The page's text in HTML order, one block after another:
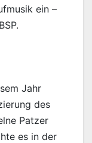
ein –
Jahr
des
Patzer
es in der